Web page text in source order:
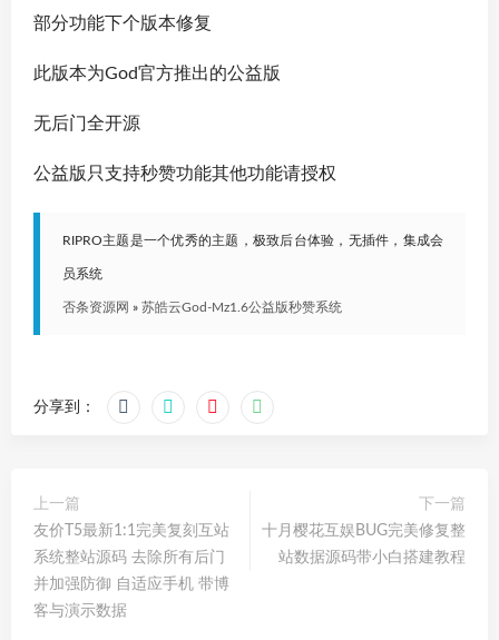
部分功能下个版本修复
此版本为God官方推出的公益版
无后门全开源
公益版只支持秒赞功能其他功能请授权
RIPRO主题是一个优秀的主题，极致后台体验，无插件，集成会
员系统
否条资源网 » 苏皓云God-Mz1.6公益版秒赞系统
分享到：
上一篇
友价T5最新1:1完美复刻互站
系统整站源码 去除所有后门
并加强防御 自适应手机 带博
客与演示数据
下一篇
十月樱花互娱BUG完美修复整
站数据源码带小白搭建教程